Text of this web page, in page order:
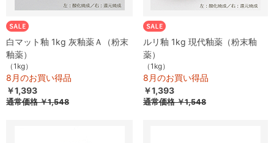
白マット釉 1kg 灰釉薬Ａ（粉末
釉薬）
（1kg）
8月のお買い得品
￥1,393
通常価格￥1,548
ルリ釉 1kg 現代釉薬（粉末釉
薬）
（1kg）
8月のお買い得品
￥1,393
通常価格￥1,548